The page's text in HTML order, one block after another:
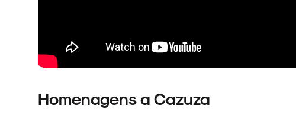
Homenagens a Cazuza